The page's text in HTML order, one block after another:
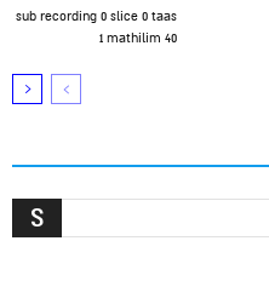
sub recording 0 slice 0 taas
1 mathilim 40